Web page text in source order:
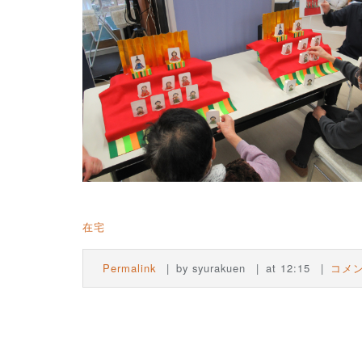
在宅
Permalink by syurakuen at 12:15 コメ